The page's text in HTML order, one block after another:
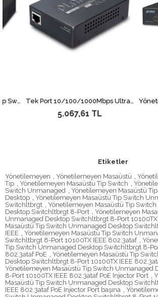
Yönetilemeyen Masaüstü Tip Switch (Unmanaged Desktop Switch)&lt;br&gt; 8-Port 10/100/1000T IEEE 802.3 at/af PoE+ Injector (Port başına 30.8 watt) (PoE Güç Bütçesi maks. 120 Watt)&lt;br&gt; 2-Port 10/100/1000T Tek Port 10/100/1000Mbps Ultra PoE Splitter (12V/19V/24V)&lt;br&gt; Single-Port 10/100/1000Mbps Ultra PoE Splitter (12V/19V/24V)
5.067,61 TL
Etiketler
Yönetilemeyen , Yönetilemeyen Masaüstü ,
Tip , Yönetilemeyen Masaüstü Tip Switch ,
Switch Unmanaged , Yönetilemeyen Masaüstü
Desktop , Yönetilemeyen Masaüstü Tip Switch
Switchltbrgt , Yönetilemeyen Masaüstü Tip
Desktop Switchltbrgt 8-Port , Yönetilemeyen
Unmanaged Desktop Switchltbrgt 8-Port 10100TX
Masaüstü Tip Switch Unmanaged Desktop
IEEE , Yönetilemeyen Masaüstü Tip Switch
Switchltbrgt 8-Port 10100TX IEEE 802.3ataf ,
Tip Switch Unmanaged Desktop Switchltbrgt 8-
802.3ataf PoE , Yönetilemeyen Masaüstü Tip
Desktop Switchltbrgt 8-Port 10100TX IEEE
Yönetilemeyen Masaüstü Tip Switch Unmanaged
8-Port 10100TX IEEE 802.3ataf PoE Injector Port ,
Masaüstü Tip Switch Unmanaged Desktop
IEEE 802.3ataf PoE Injector Port başına ,